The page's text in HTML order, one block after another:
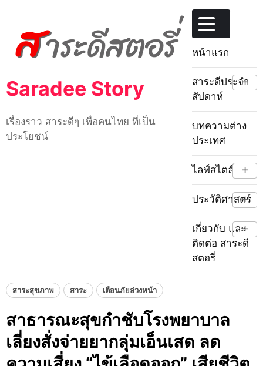
content
Saradee Story
เรื่องราว สาระดีๆ เพื่อคนไทย ที่เป็น
ประโยชน์
หน้าแรก
สาระดีประจำ
สัปดาห์
+
บทความต่าง
ประเทศ
ไลฟ์สไตล์ +
ประวัติศาสตร์
+
เกี่ยวกับ และ
ติดต่อ สาระดี
สตอรี่
+
สาระสุขภาพ สาระ เตือนภัยล่วงหน้า
สาธารณะสุขกำชับโรงพยาบาล
เลี่ยงสั่งจ่ายยากลุ่มเอ็นเสด ลด